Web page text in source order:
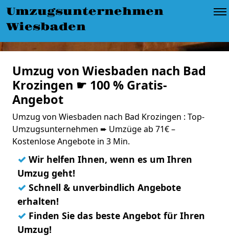
Umzugsunternehmen
Wiesbaden
Umzug von Wiesbaden nach Bad
Krozingen ☛ 100 % Gratis-
Angebot
Umzug von Wiesbaden nach Bad Krozingen : Top-
Umzugsunternehmen ➨ Umzüge ab 71€ –
Kostenlose Angebote in 3 Min.
✓ Wir helfen Ihnen, wenn es um Ihren
Umzug geht!
✓ Schnell & unverbindlich Angebote
erhalten!
✓ Finden Sie das beste Angebot für Ihren
Umzug!